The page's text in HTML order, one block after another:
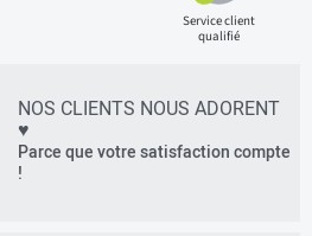
Service client
qualifié
NOS CLIENTS NOUS ADORENT
♥
Parce que votre satisfaction compte
!